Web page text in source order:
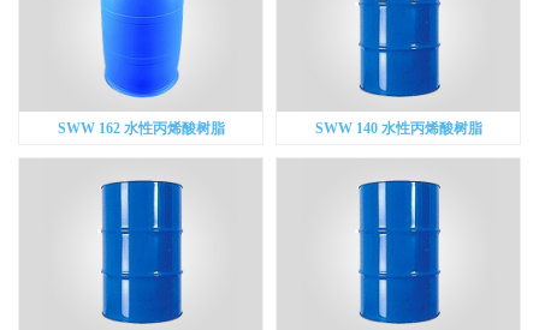
SWW 162 水性丙烯酸树脂 SWW 140 水性丙烯酸树脂